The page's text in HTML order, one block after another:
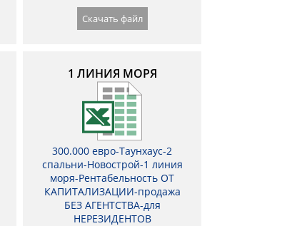
Скачать файл
1 ЛИНИЯ МОРЯ
300.000 евро-Таунхаус-2
спальни-Новострой-1 линия
моря-Рентабельность ОТ
КАПИТАЛИЗАЦИИ-продажа
БЕЗ АГЕНТСТВА-для
НЕРЕЗИДЕНТОВ